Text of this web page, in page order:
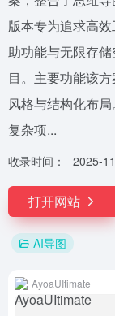
版本专为追求高
助功能与无限存
目。主要功能该
风格与结构化布
复杂项...
收录时间： 2025-
打开网站
AI导图
AyoaUItimate